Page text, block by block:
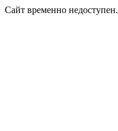
Сайт временно недоступен.